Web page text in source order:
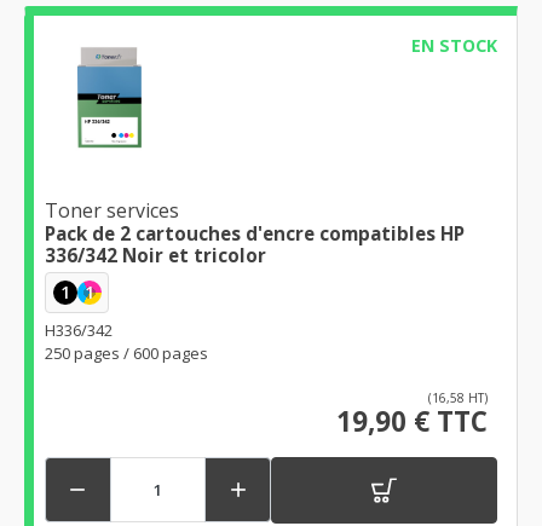
EN STOCK
Toner services
Pack de 2 cartouches d'encre compatibles HP
336/342 Noir et tricolor
1 1
H336/342
250 pages / 600 pages
(16,58 HT)
19,90 € TTC
 